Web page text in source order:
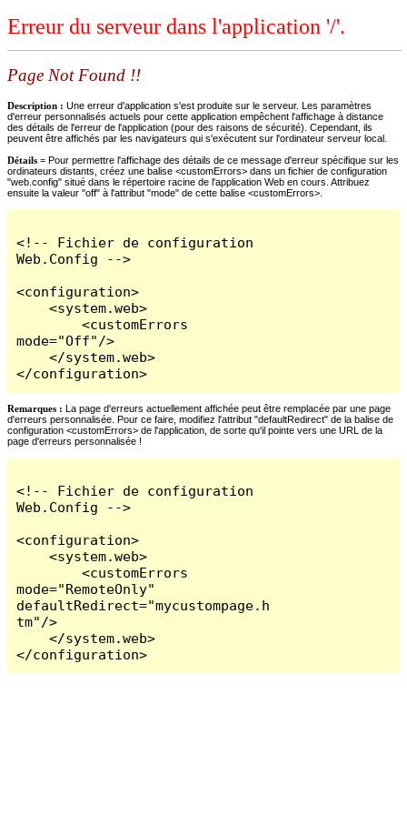
Erreur du serveur dans l'application '/'.
Page Not Found !!
Description : Une erreur d'application s'est produite sur le serveur. Les paramètres
d'erreur personnalisés actuels pour cette application empêchent l'affichage à distance
des détails de l'erreur de l'application (pour des raisons de sécurité). Cependant, ils
peuvent être affichés par les navigateurs qui s'exécutent sur l'ordinateur serveur local.
Détails = Pour permettre l'affichage des détails de ce message d'erreur spécifique sur les
ordinateurs distants, créez une balise <customErrors> dans un fichier de configuration
"web.config" situé dans le répertoire racine de l'application Web en cours. Attribuez
ensuite la valeur "off" à l'attribut "mode" de cette balise <customErrors>.
<!-- Fichier de configuration
Web.Config -->
<configuration>
    <system.web>
        <customErrors
mode="Off"/>
    </system.web>
</configuration>
Remarques : La page d'erreurs actuellement affichée peut être remplacée par une page
d'erreurs personnalisée. Pour ce faire, modifiez l'attribut "defaultRedirect" de la balise de
configuration <customErrors> de l'application, de sorte qu'il pointe vers une URL de la
page d'erreurs personnalisée !
<!-- Fichier de configuration
Web.Config -->
<configuration>
    <system.web>
        <customErrors
mode="RemoteOnly"
defaultRedirect="mycustompage.h
tm"/>
    </system.web>
</configuration>